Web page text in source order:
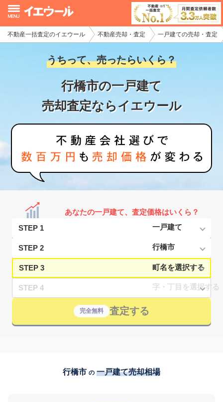
不動産一括査定のイエウール 不動産売却・査定 一戸建ての売却・査定
うちって、売ったらいくら？
行橋市の一戸建て
売却査定ならイエウール
あなたの一戸建て、査定価格はいくら？
STEP 1
STEP 2
STEP 3
STEP 4
完全無料 査定する
行橋市 の 一戸建て売却相場
イエウール加盟希望の不動産会社様
初めての方へ
不動産売却の流れ
不動産の売却・一括査定
家査定シミュレーター
お問い合わせ